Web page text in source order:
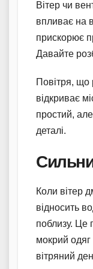
Вітер чи
впливає на
прискорює
Давайте
Повітря, що
відкриває
простий,
деталі.
Коли вітер
відносить
поблизу. Це
мокрий
вітряний